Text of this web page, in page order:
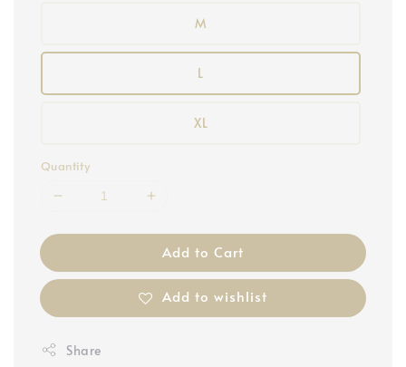
M
L
XL
Quantity
Add to Cart
Add to wishlist
Share